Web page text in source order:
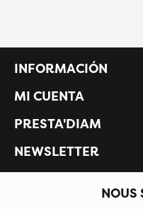
INFORMACIÓN
MI CUENTA
PRESTA'DIAM
NEWSLETTER
NOUS